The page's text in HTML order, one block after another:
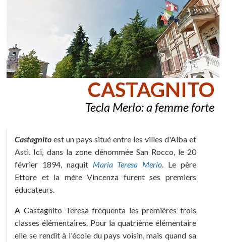
CASTAGNITO
Tecla Merlo:a femme forte
Castagnito est un pays situé entre les villes d'Alba et
Asti. Ici, dans la zone dénommée San Rocco, le 20
février 1894, naquit Maria Teresa Merlo . Le père
Ettore et la mère Vincenza furent ses premiers
éducateurs.
A Castagnito Teresa fréquenta les premières trois
classes élémentaires. Pour la quatrième élémentaire
elle se rendit à l'école du pays voisin, mais quand sa